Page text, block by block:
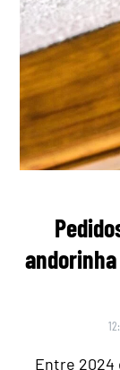
Entre 2024